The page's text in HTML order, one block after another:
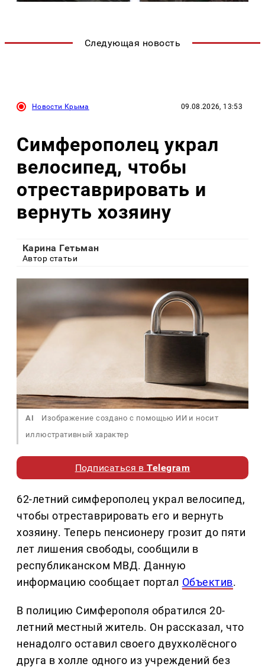
Следующая новость
Новости Крыма 09.08.2026, 13:53
Симферополец украл
велосипед, чтобы
отреставрировать и
вернуть хозяину
Карина Гетьман
Автор статьи
AI
Изображение создано с помощью ИИ и носит
иллюстративный характер
Подписаться вTelegram
62-летний симферополец украл велосипед,
чтобы отреставрировать его и вернуть
хозяину. Теперь пенсионеру грозит до пяти
лет лишения свободы, сообщили в
республиканском МВД. Данную
информацию сообщает портал Объектив.
В полицию Симферополя обратился 20-
летний местный житель. Он рассказал, что
ненадолго оставил своего двухколёсного
друга в холле одного из учреждений без